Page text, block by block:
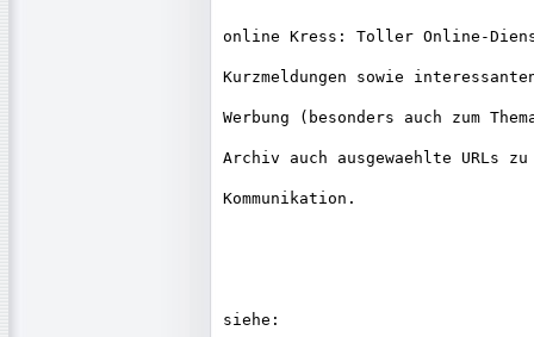
online Kress: Toller Online-
Kurzmeldungen sowie
Werbung (besonders auch zum
Archiv auch ausgewaehlte URLs
Kommunikation.
siehe: